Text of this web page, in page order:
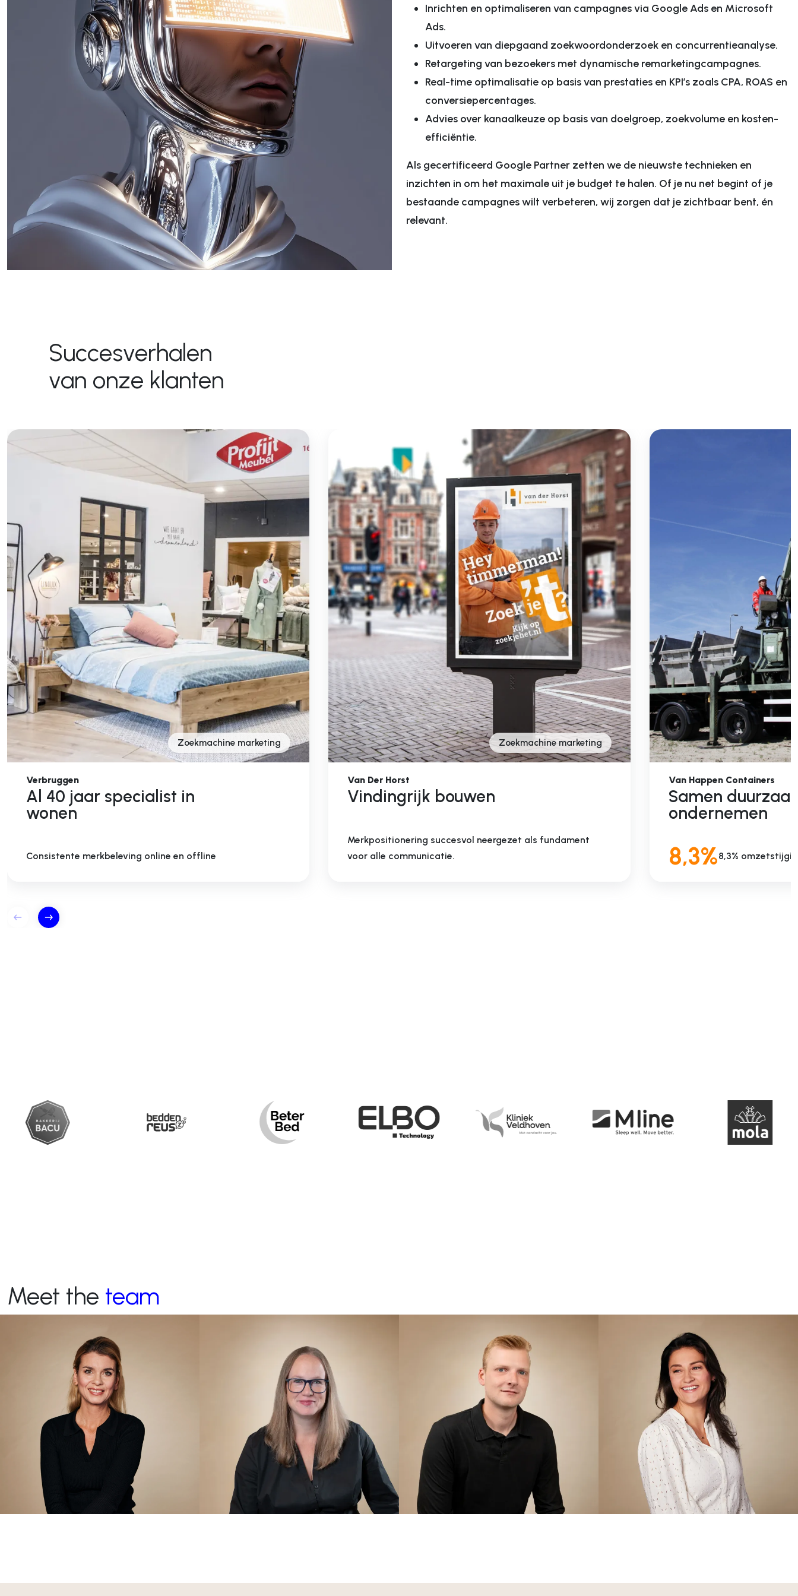
Inrichten en optimaliseren van campagnes via Google Ads en Microsoft
Ads.
Uitvoeren van diepgaand zoekwoordonderzoek en concurrentieanalyse.
Retargeting van bezoekers met dynamische remarketingcampagnes.
Real-time optimalisatie op basis van prestaties en KPI’s zoals CPA, ROAS en
conversiepercentages.
Advies over kanaalkeuze op basis van doelgroep, zoekvolume en kosten-
efficiëntie.
Als gecertificeerd Google Partner zetten we de nieuwste technieken en
inzichten in om het maximale uit je budget te halen. Of je nu net begint of je
bestaande campagnes wilt verbeteren, wij zorgen dat je zichtbaar bent, én
relevant.
Succesverhalen
van onze klanten
Zoekmachine marketing
Verbruggen
Al 40 jaar specialist in
wonen
Consistente merkbeleving online en offline
Zoekmachine marketing
Van Der Horst
Vindingrijk bouwen
Merkpositionering succesvol neergezet als fundament
voor alle communicatie.
Van Happen Containers
Samen
ondernemen
8,3%8,3%
Meet the team